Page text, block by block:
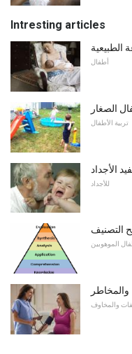
Intresting articles
الطبيعية
أطفال
الصغار
تربية الأطفال
الأجداد
للأجداد
التصنيف
الموهوبين
والمخاطر
والمخاوف